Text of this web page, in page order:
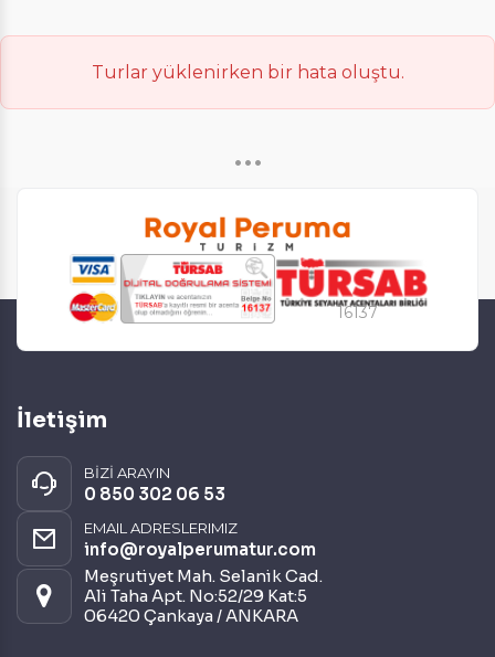
İstatistik Çerezleri
Ziyaretçilerin siteyi nasıl kullandığını anonim olarak
yardımcı olur.
Pazarlama Çerezleri
Size ve ilgi alanlarınıza uygun reklamlar göstermek
için kullanılır. Kapatırsanız reklamları görmeye devam
edersiniz, ancak daha az alakalı olabilirler.
Turlar yüklenirken bir hata oluştu.
•••
16137
İletişim
BİZİ ARAYIN
0 850 302 06 53
EMAIL ADRESLERIMIZ
info@royalperumatur.com
Meşrutiyet Mah. Selanik Cad.
Ali Taha Apt. No:52/29 Kat:5
06420 Çankaya / ANKARA